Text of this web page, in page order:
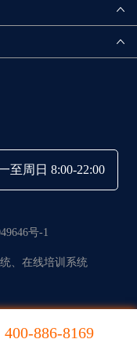
至周日 8:00-22:00
号-1
、在线培训系统
400-886-8169